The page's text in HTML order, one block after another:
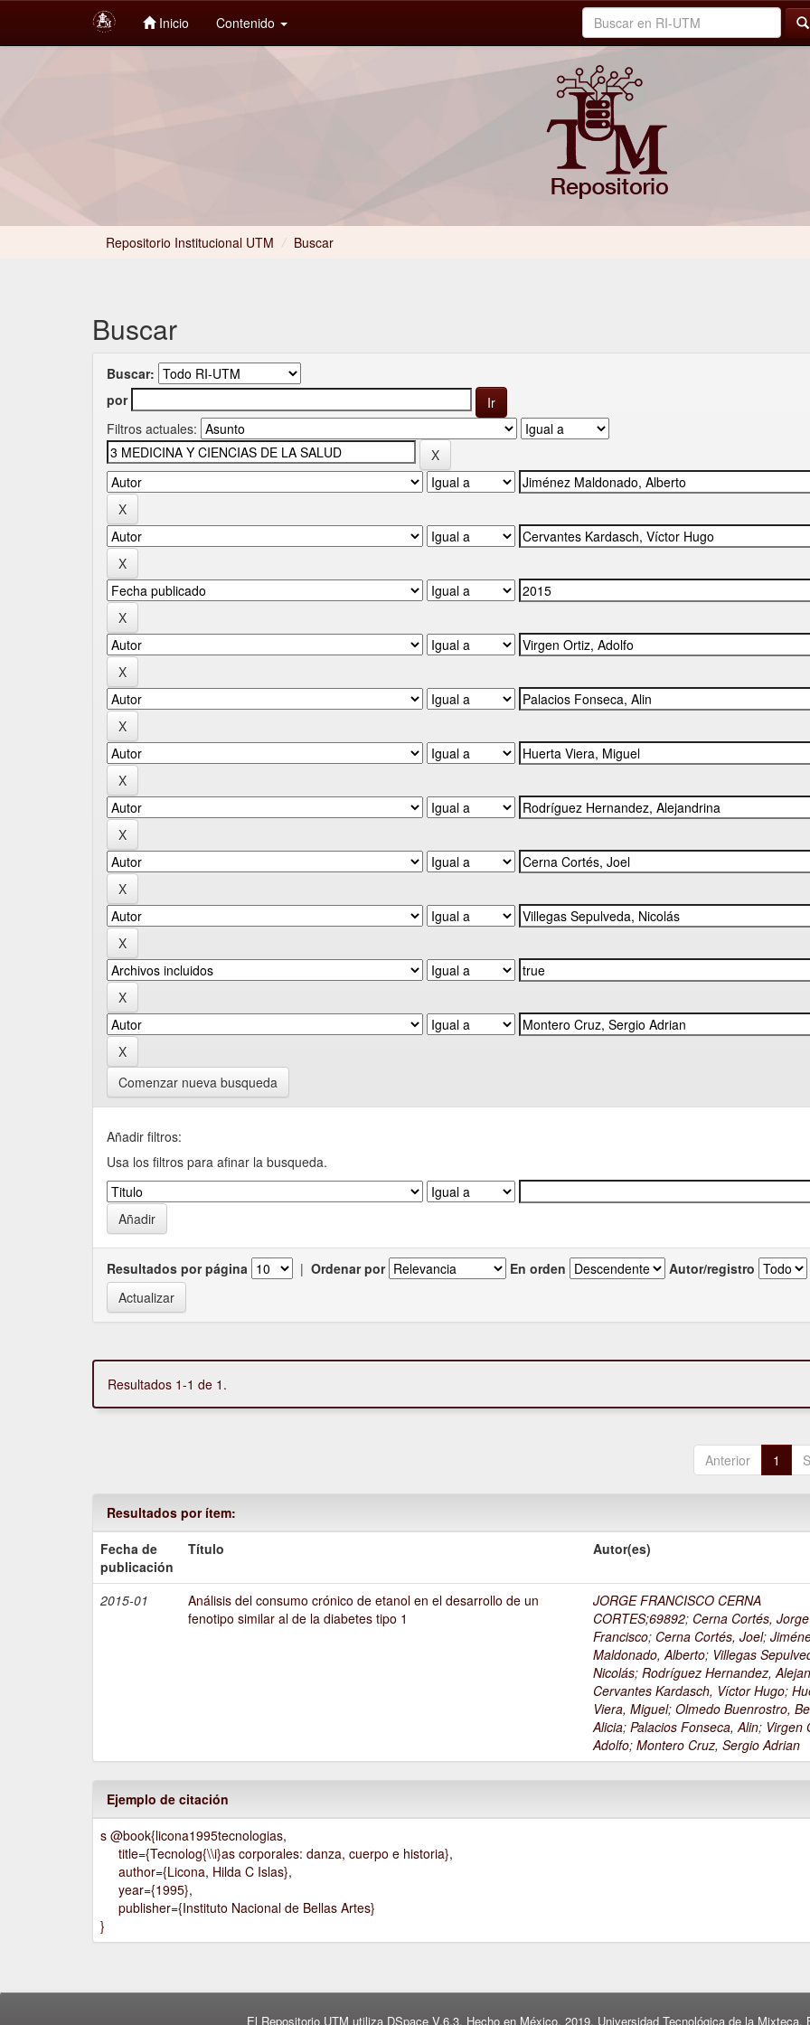
Inicio Contenido
Repositorio Institucional UTM / Buscar
Buscar
Buscar:
por
Filtros actuales:
Comenzar nueva busqueda
Añadir filtros:
Usa los filtros para afinar la busqueda.
Resultados por página | Ordenar por En orden Autor/registro
Resultados 1-1 de 1.
Anterior 1
Resultados por ítem:
Fecha de
publicación
Título Autor(es)
2015-01
Análisis del consumo crónico de etanol en el desarrollo de un
fenotipo similar al de la diabetes tipo 1
JORGE FRANCISCO CERNA
CORTES;69892; Cerna Cortés, Jorge
Francisco; Cerna Cortés, Joel;
Maldonado, Alberto; Villegas
Nicolás;Rodríguez Hernandez,
Cervantes Kardasch, Víctor Hugo;
Viera, Miguel;Olmedo Buenrostro,
Alicia;Palacios Fonseca, Alin; Virgen
Adolfo;Montero Cruz, Sergio Adrian
Ejemplo de citación
s @book{licona1995tecnologias,
title={Tecnolog{\\i}as corporales: danza, cuerpo e historia},
author={Licona, Hilda C Islas},
year={1995},
publisher={Instituto Nacional de Bellas Artes}
}
El Repositorio UTM utiliza DSpace V.6.3. Hecho en México, 2019. Universidad Tecnológica de la Mixteca.